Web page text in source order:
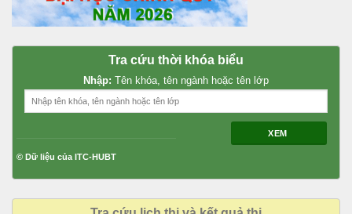
Tra cứu thời khóa biểu
Nhập: Tên khóa, tên ngành hoặc tên lớp
XEM
© Dữ liệu của ITC-HUBT